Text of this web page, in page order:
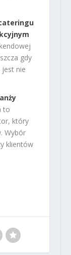
gdy
jest nie
to
który
Wybór
klientów